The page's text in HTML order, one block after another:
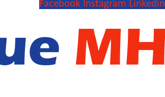
Facebook Instagram Linkedin